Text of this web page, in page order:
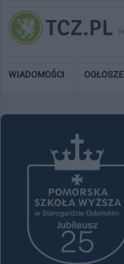
WIADOMOŚCI